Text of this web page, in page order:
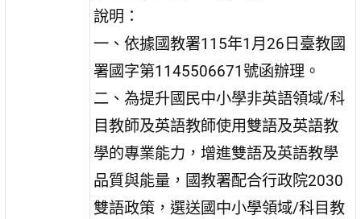
說明：
一、依據國教署115年1月26日臺教國
署國字第1145506671號函辦理。
二、為提升國民中小學非英語領域/科
目教師及英語教師使用雙語及英語教
學的專業能力，增進雙語及英語教學
品質與能量，國教署配合行政院2030
雙語政策，選送國中小學領域/科目教